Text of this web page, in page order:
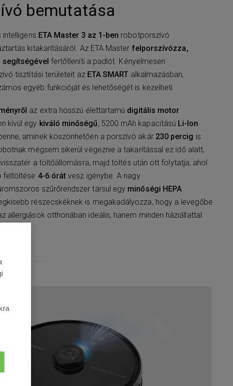
bemutatása
ETA Master 3 az 1-ben robotporszívó
kitakarításáról. Az ETA Master felporszívózza,
segítségével fertőtleníti a padlót. Kényelmesen
tisztítási területeit az ETA SMART alkalmazásban,
egyéb funkcióját és lehetőségét is kezelheti.
az extra hosszú élettartamú digitális motor
kívül egy kiváló minőségű, 5200 mAh kapacitású Li-Ion
aminek köszönhetően a porszívó akár 230 percig is
mégsem sikerül végeznie a takarítással ez idő alatt,
a töltőállomásra, majd töltés után ott folytatja, ahol
feltöltése 4-6 órátvesz igénybe. A nagy
szűrőrendszer társul egy minőségi HEPA
részecskéknek is megakadályozza, hogy a levegőbe
allergiások otthonában ideális, hanem minden háziállattal